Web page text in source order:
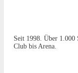
Seit 1998. Über 1.000
Club bis Arena.